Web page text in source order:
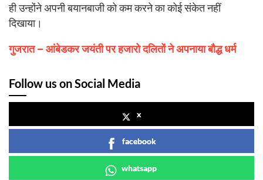
ही उन्होंने अपनी बयानबाजी को कम करने का कोई संकेत नहीं
दिखाया।
गुजरात – आंबेडकर जयंती पर हजारो दलितों ने अपनाया बौद्ध धर्म
Follow us on Social Media
x
facebook
whatsapp